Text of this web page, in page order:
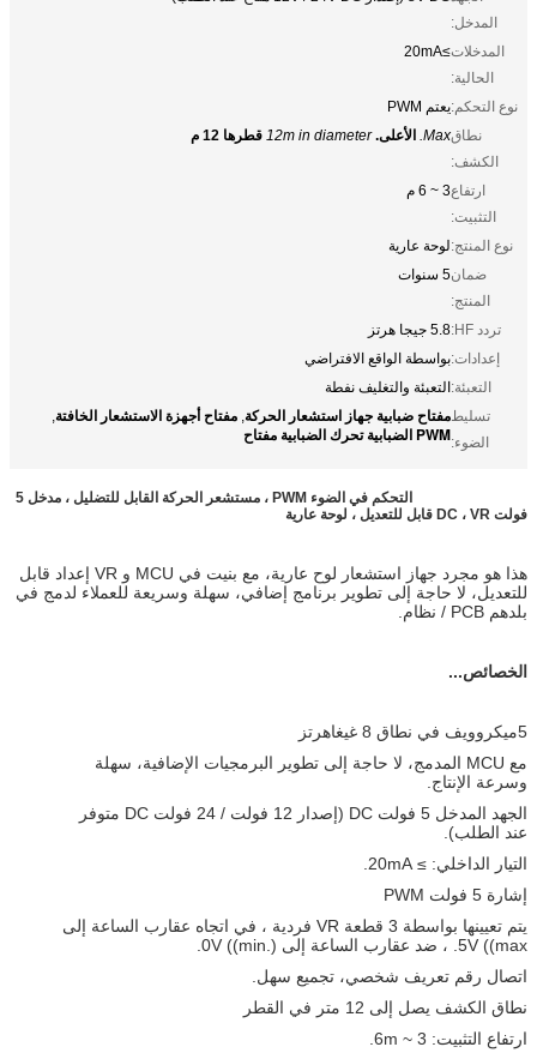
المدخل:
المدخلات
الحالية:
≥20mA
نوع التحكم:يعتم PWM
نطاق
الكشف:
Max. الأعلى. 12m in diameter قطرها 12 م
ارتفاع
التثبيت:
3 ~ 6 م
نوع المنتج:لوحة عارية
ضمان
المنتج:
5 سنوات
تردد HF:
5.8 جيجا هرتز
إعدادات:بواسطة الواقع الافتراضي
التعبئة:التعبئة والتغليف نفطة
تسليط
الضوء:
مفتاح ضبابية جهاز استشعار الحركة, مفتاح أجهزة الاستشعار الخافتة,
PWM الضبابية تحرك الضبابية مفتاح
التحكم في الضوء PWM ، مستشعر الحركة القابل للتضليل ، مدخل 5
فولت DC ، VR قابل للتعديل ، لوحة عارية
هذا هو مجرد جهاز استشعار لوح عارية، مع بنيت في MCU و VR إعداد قابل
للتعديل، لا حاجة إلى تطوير برنامج إضافي، سهلة وسريعة للعملاء لدمج في
بلدهم PCB / نظام.
الخصائص...
5ميكروويف في نطاق 8 غيغاهرتز
مع MCU المدمج، لا حاجة إلى تطوير البرمجيات الإضافية، سهلة
وسرعة الإنتاج.
الجهد المدخل 5 فولت DC (إصدار 12 فولت / 24 فولت DC متوفر
عند الطلب).
التيار الداخلي: ≥ 20mA.
إشارة 5 فولت PWM
يتم تعيينها بواسطة 3 قطعة VR فردية ، في اتجاه عقارب الساعة إلى
5V ((max. ، ضد عقارب الساعة إلى 0V ((min.).
اتصال رقم تعريف شخصي، تجميع سهل.
نطاق الكشف يصل إلى 12 متر في القطر
ارتفاع التثبيت: 3 ~ 6m.